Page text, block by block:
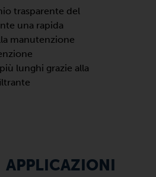
trasparente del
una rapida
manutenzione
lunghi grazie alla
APPLICAZIONI